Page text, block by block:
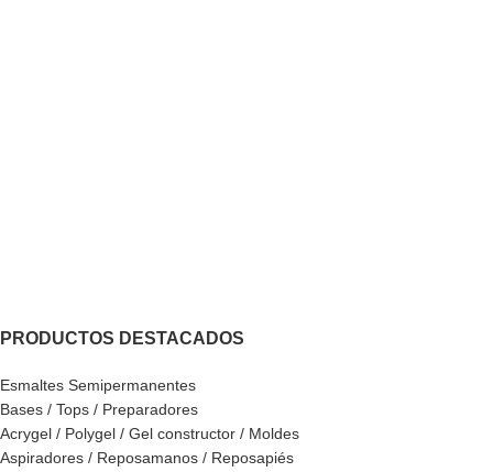
PRODUCTOS DESTACADOS
Esmaltes Semipermanentes
Bases / Tops / Preparadores
Acrygel / Polygel / Gel constructor / Moldes
Aspiradores / Reposamanos / Reposapiés